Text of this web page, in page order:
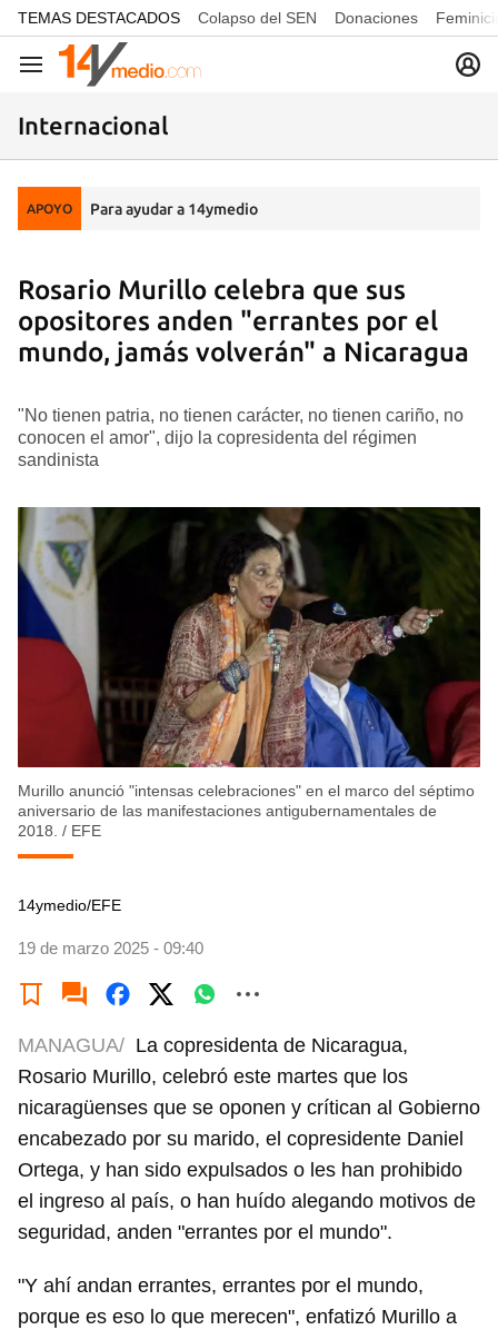
common.go-to-content
TEMAS DESTACADOS Colapso del SEN Donaciones
Navegación
Internacional
APOYO Para ayudar a 14ymedio
Rosario Murillo celebra que sus
opositores anden "errantes por el
mundo, jamás volverán" a Nicaragua
"No tienen patria, no tienen carácter, no tienen cariño, no
conocen el amor", dijo la copresidenta del régimen
sandinista
Murillo anunció "intensas celebraciones" en el marco del séptimo
aniversario de las manifestaciones antigubernamentales de
2018. / EFE
14ymedio/EFE
19 de marzo 2025 - 09:40
MANAGUA/ La copresidenta de Nicaragua,
Rosario Murillo, celebró este martes que los
nicaragüenses que se oponen y crítican al Gobierno
encabezado por su marido, el copresidente Daniel
Ortega, y han sido expulsados o les han prohibido
el ingreso al país, o han huído alegando motivos de
seguridad, anden "errantes por el mundo".
"Y ahí andan errantes, errantes por el mundo,
porque es eso lo que merecen", enfatizó Murillo a